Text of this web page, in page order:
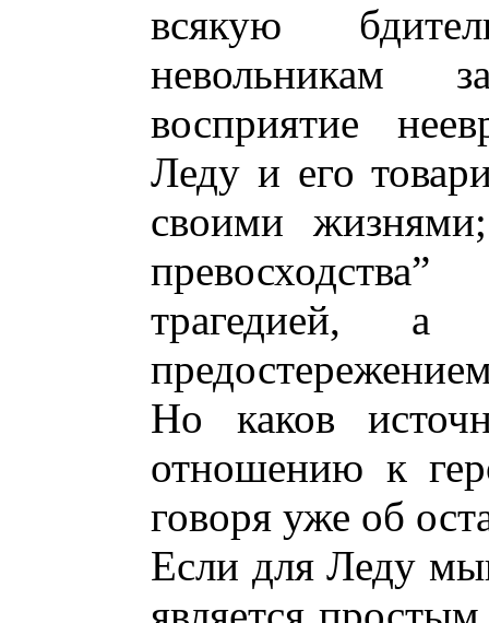
всякую
невольникам
восприятие
Леду и его
своими
трагедией, а
Но каков
отношению к
говоря уже об
Если для Леду